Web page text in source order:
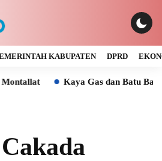
KABUPATEN DPRD
Kaya Gas dan Batu Bara Malah Ikut